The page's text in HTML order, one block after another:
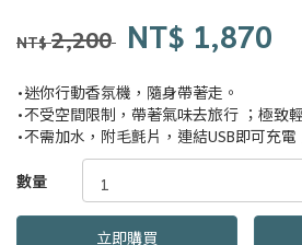
24
8055-
24
NT$2,200 NT$ 1,870
•迷你行動香氛機，隨身帶著走。
•不受空間限制，帶著氣味去旅行 ；極致
•不需加水，附毛氈片，連結USB即可充
GOODS000000000000001054310
數量
立即購買